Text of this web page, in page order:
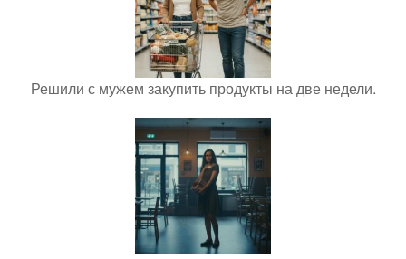
Решили с мужем закупить продукты на две недели.